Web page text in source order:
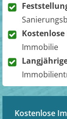
Immobilie
Kostenlose